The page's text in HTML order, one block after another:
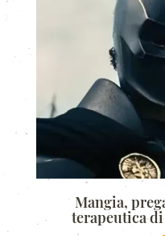
Mangia,
terapeutica